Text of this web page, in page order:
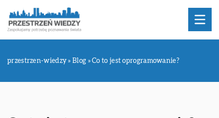
przestrzen-wiedzy »Blog »Co to jest oprogramowanie?